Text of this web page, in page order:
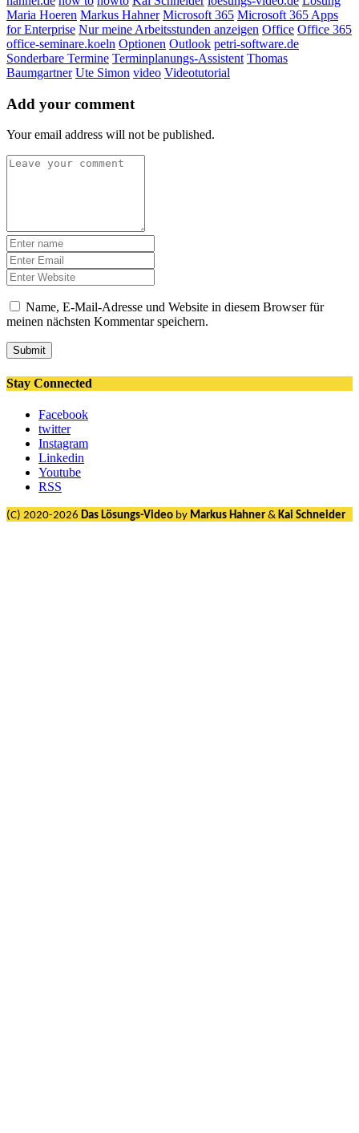
Maria Hoeren Markus Hahner Microsoft 365 Microsoft 365 Apps
for Enterprise Nur meine Arbeitsstunden anzeigen Office Office 365
office-seminare.koeln Optionen Outlook petri-software.de
Sonderbare Termine Terminplanungs-Assistent Thomas
Baumgartner Ute Simon video Videotutorial
Add your comment
Your email address will not be published.
Name, E-Mail-Adresse und Website in diesem Browser für
meinen nächsten Kommentar speichern.
Submit
Stay Connected
Facebook
twitter
Instagram
Linkedin
Youtube
RSS
(C) 2020-2026 Das Lösungs-Video by Markus Hahner & Kai Schneider